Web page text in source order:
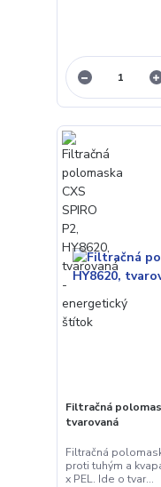
Filtračná
tvarovaná
Filtračná
proti tuhým a
x PEL. Ide o tvar...